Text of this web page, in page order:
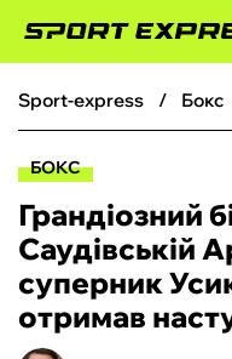
ФУТБОЛ
БОКС
ХОКЕЙ
sport-express бокс
БОКС
Грандіозний
Саудівській
суперник
отримав